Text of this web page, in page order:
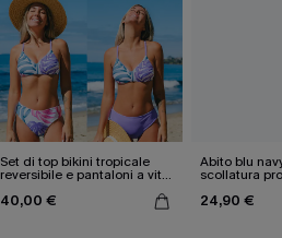
Set di top bikini tropicale
reversibile e pantaloni a vita
40,00 €
Abito blu
scollatura
24,90 €